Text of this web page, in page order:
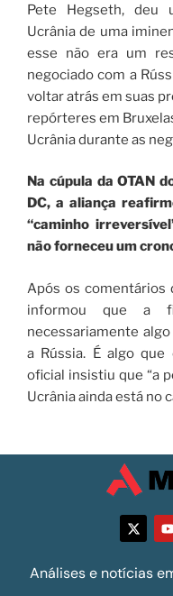
Pete Hegseth, deu
Ucrânia de uma
esse não era um
negociado com a
voltar atrás em suas
repórteres em
Ucrânia durante as
Na cúpula da OTAN
DC, a aliança
“caminho
não forneceu um
Após os comentários
informou que a
necessariamente
a Rússia. É algo que
oficial insistiu que “a
Ucrânia ainda está no
Análises e notícias